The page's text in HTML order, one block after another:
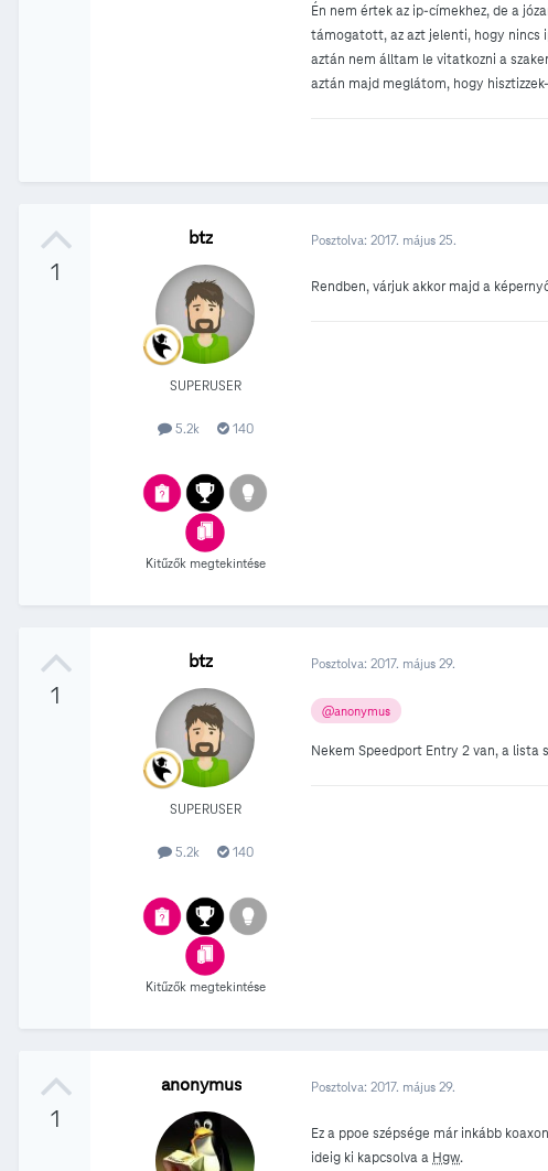
Én nem értek az ip-címekhez, de a
támogatott, az azt jelenti, hogy nincs
aztán nem álltam le vitatkozni a
aztán majd meglátom, hogy
1
btz
SUPERUSER
5.2k 140
Kitűzők megtekintése
Posztolva: 2017. május 25.
Rendben, várjuk akkor majd a
1
btz
SUPERUSER
5.2k 140
Kitűzők megtekintése
Posztolva: 2017. május 29.
@anonymus
Nekem Speedport Entry 2 van, a lista
1
anonymus Posztolva: 2017. május 29.
Ez a ppoe szépsége már inkább
ideig ki kapcsolva aHgw.